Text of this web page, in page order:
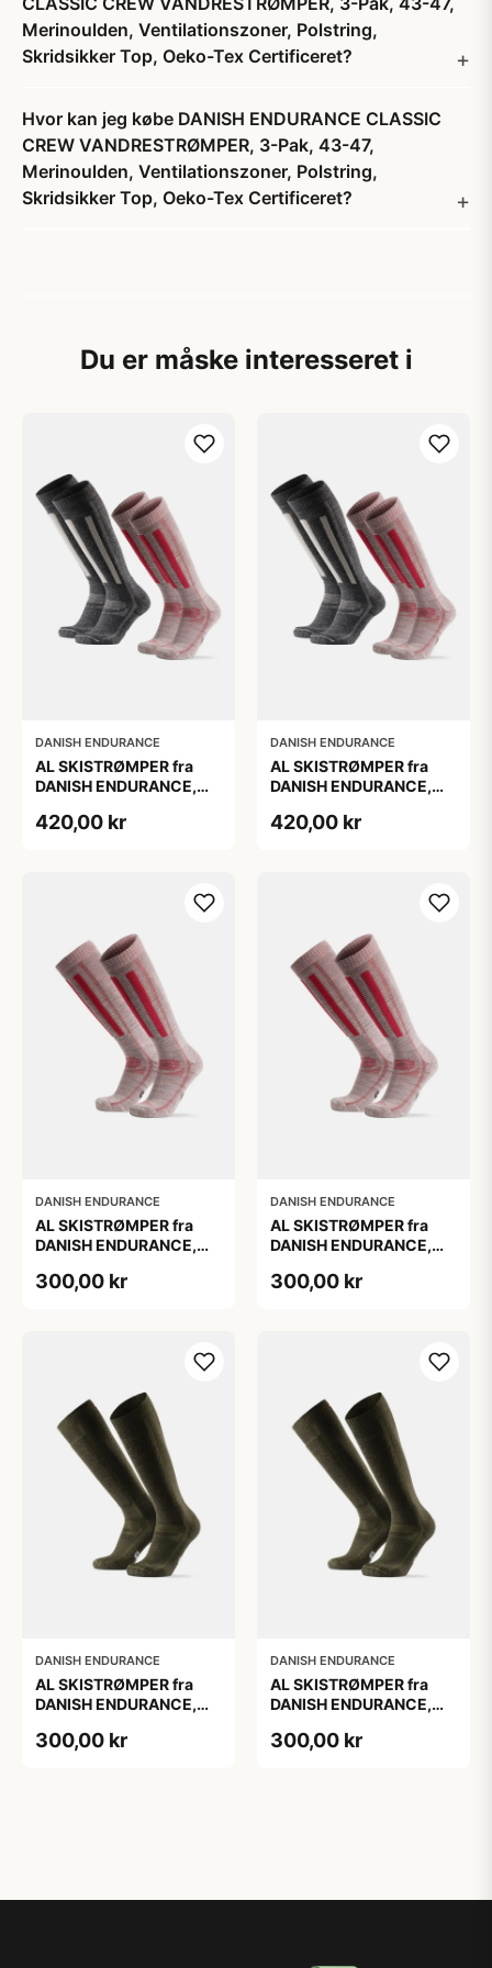
Merinoulden, Ventilationszoner, Polstring,
Skridsikker Top, Oeko-Tex Certificeret?
Hvor kan jeg købe DANISH ENDURANCE CLASSIC
CREW VANDRESTRØMPER, 3-Pak, 43-47,
Merinoulden, Ventilationszoner, Polstring,
Skridsikker Top, Oeko-Tex Certificeret?
Du er måske interesseret i
DANISH ENDURANCE
AL SKISTRØMPER fra
DANISH ENDURANCE,
420,00 kr
DANISH ENDURANCE
AL SKISTRØMPER fra
DANISH ENDURANCE,
420,00 kr
DANISH ENDURANCE
AL SKISTRØMPER fra
DANISH ENDURANCE,
300,00 kr
DANISH ENDURANCE
AL SKISTRØMPER fra
DANISH ENDURANCE,
300,00 kr
DANISH ENDURANCE
AL SKISTRØMPER fra
DANISH ENDURANCE,
300,00 kr
DANISH ENDURANCE
AL SKISTRØMPER fra
DANISH ENDURANCE,
300,00 kr